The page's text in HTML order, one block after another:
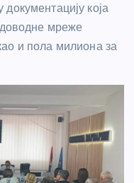
која
мреже
и пола милиона за